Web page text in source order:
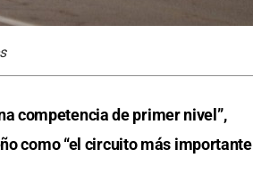
competencia de primer nivel”,
como “el circuito más importante